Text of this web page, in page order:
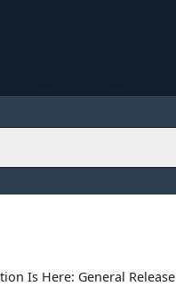
Is Here: General Release